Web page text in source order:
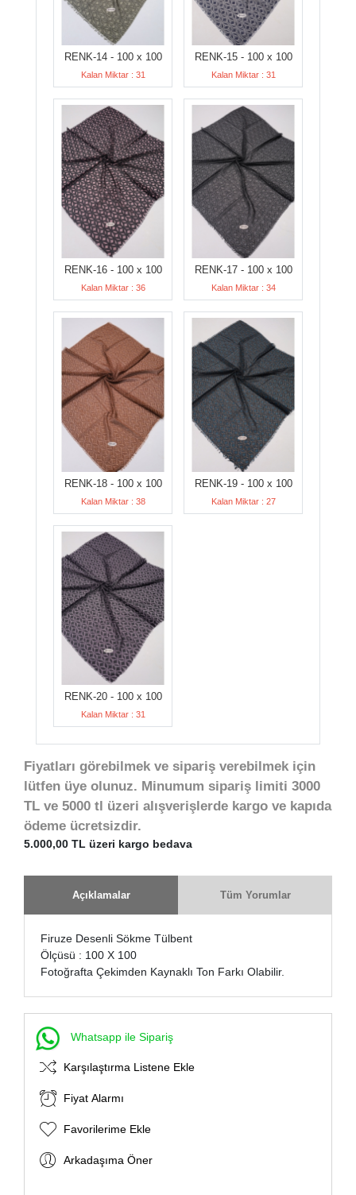
RENK-14 - 100 x 100
Kalan Miktar : 31
RENK-15 - 100 x 100
Kalan Miktar : 31
RENK-16 - 100 x 100
Kalan Miktar : 36
RENK-17 - 100 x 100
Kalan Miktar : 34
RENK-18 - 100 x 100
Kalan Miktar : 38
RENK-19 - 100 x 100
Kalan Miktar : 27
RENK-20 - 100 x 100
Kalan Miktar : 31
Fiyatları görebilmek ve sipariş verebilmek için
lütfen üye olunuz. Minumum sipariş limiti 3000
TL ve 5000 tl üzeri alışverişlerde kargo ve kapıda
ödeme ücretsizdir.
5.000,00 TL üzeri kargo bedava
Açıklamalar Tüm Yorumlar
Firuze Desenli Sökme Tülbent
Ölçüsü : 100 X 100
Fotoğrafta Çekimden Kaynaklı Ton Farkı Olabilir.
Whatsapp ile Sipariş
Karşılaştırma Listene Ekle
Fiyat Alarmı
Favorilerime Ekle
Arkadaşıma Öner